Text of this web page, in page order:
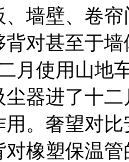
、墙壁、卷
背对甚至于
月使用山地
尘器进了十
用。奢望对
对橡塑保温